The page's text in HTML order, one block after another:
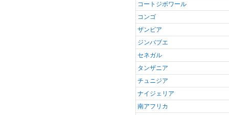
コートジボワール
コンゴ
ザンビア
ジンバブエ
セネガル
タンザニア
チュニジア
ナイジェリア
南アフリカ